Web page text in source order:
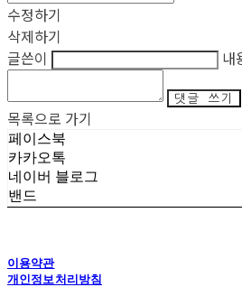
수정하기
삭제하기
글쓴이
내
댓글 쓰기
목록으로 가기
페이스북
카카오톡
네이버 블로그
밴드
이용약관
개인정보처리방침